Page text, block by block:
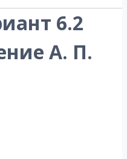
6.2
А. П.